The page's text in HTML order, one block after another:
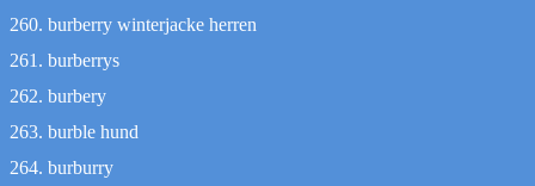
burberry winterjacke herren
burberrys
burbery
burble hund
burburry